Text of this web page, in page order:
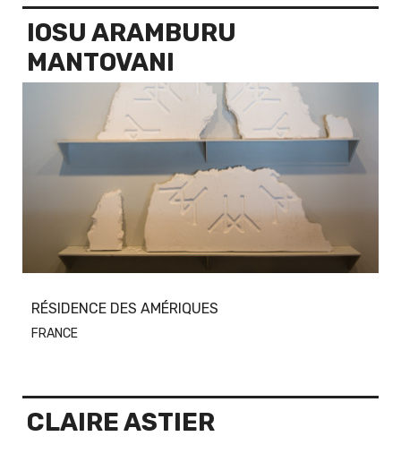
IOSU ARAMBURU
MANTOVANI
RÉSIDENCE DES AMÉRIQUES
FRANCE
CLAIRE ASTIER